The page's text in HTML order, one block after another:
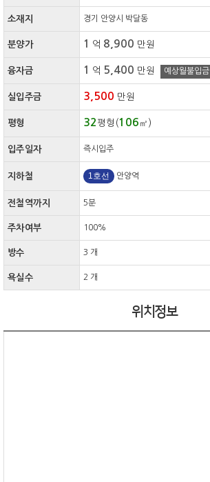
소재지 경기 안양시 박달동
분양가 1 억 8,900 만원
융자금 1 억 5,400 만원 예상월불입금
실입주금 3,500 만원
평형 32 평형(106 ㎡)
입주일자 즉시입주
지하철 1호선 안양역
전철역까지 5분
주차여부 100%
방수 3 개
욕실수 2 개
위치정보